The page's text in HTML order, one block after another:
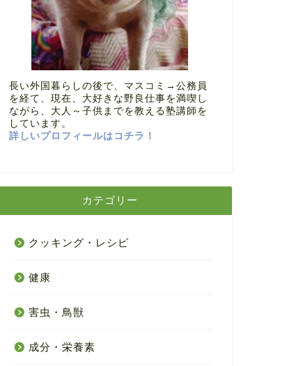
長い外国暮らしの後で、マスコミ→公務員
を経て、現在、大好きな野良仕事を満喫し
ながら、大人～子供までを教える塾講師を
しています。
詳しいプロフィールはコチラ！
カテゴリー
クッキング・レシピ
健康
害虫・鳥獣
成分・栄養素